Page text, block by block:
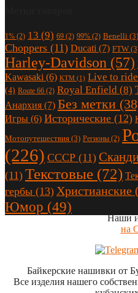
1% (2) 13 (9) 69 (2) 99% (2) Benelli (3)
Choppers (11) Ducati (7) FTW
Harley-Davidson (57)
Kawasaki (6) KTM (1) Live to ride
(4) Route 66 (2) Royal Enfield (8)
Анархия (7) Без метки
Игры (6) Исторические (12)
Мотопутешествия (3) Регионы (2)
(226) СССР (11)
(11) Текстовые (72)
гербы (13) Христианские
Юмор (49)
Наши
на
Байкерские нашивки от
Все изделия нашего